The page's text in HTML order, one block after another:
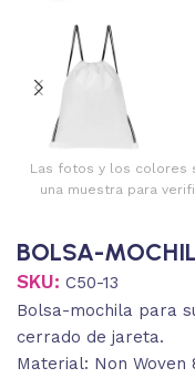
Las fotos y los colores
una muestra para
BOLSA-
SKU: C50-13
Bolsa-mochila para
cerrado de jareta.
Material: Non Woven